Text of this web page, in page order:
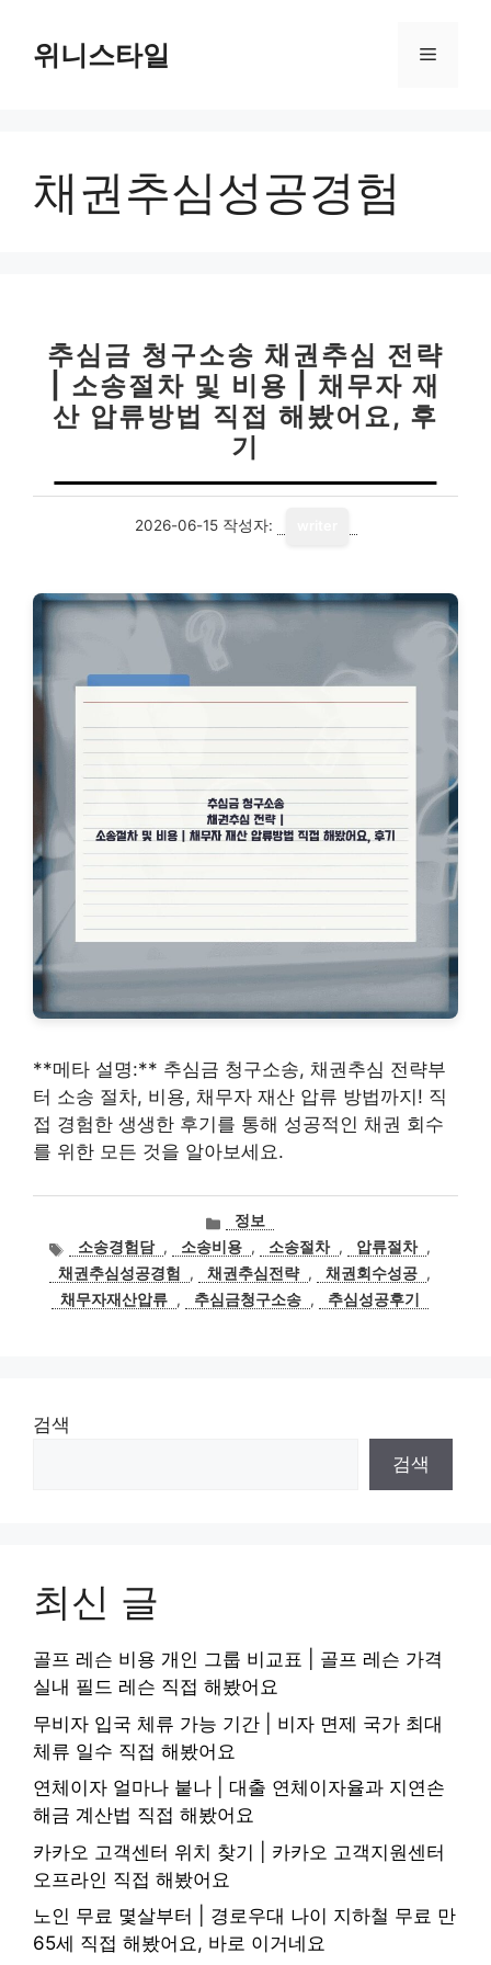
위니스타일 메
채권추심성공경험
추심금 청구소송 채권추심 전략
| 소송절차 및 비용 | 채무자 재
산 압류방법 직접 해봤어요, 후
기
2026-06-15 작성자:
**메타 설명:** 추심금 청구소송, 채권추심 전략부
터 소송 절차, 비용, 채무자 재산 압류 방법까지! 직
접 경험한 생생한 후기를 통해 성공적인 채권 회수
를 위한 모든 것을 알아보세요.
카
테
고
리
정보
태
그
소송경험담 , 소송비용 , 소송절차 , 압류절차 ,
채권추심성공경험
, 채권추심전략 , 채권회수성공 ,
채무자재산압류 , 추심금청구소송 , 추심성공후기
검색
검색
최신 글
골프 레슨 비용 개인 그룹 비교표 | 골프 레슨 가격
실내 필드 레슨 직접 해봤어요
무비자 입국 체류 가능 기간 | 비자 면제 국가 최대
체류 일수 직접 해봤어요
연체이자 얼마나 붙나 | 대출 연체이자율과 지연손
해금 계산법 직접 해봤어요
카카오 고객센터 위치 찾기 | 카카오 고객지원센터
오프라인 직접 해봤어요
노인 무료 몇살부터 | 경로우대 나이 지하철 무료 만
65세 직접 해봤어요, 바로 이거네요